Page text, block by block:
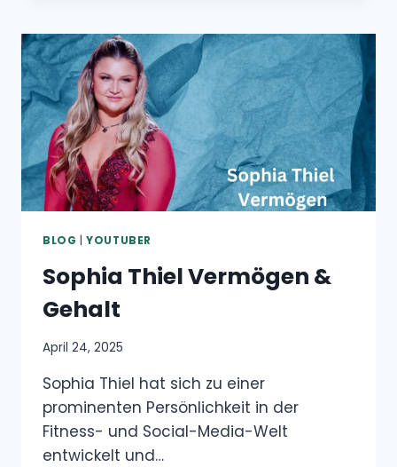
GEHALT
BLOG |YOUTUBER
Sophia Thiel Vermögen &
Gehalt
April 24, 2025
Sophia Thiel hat sich zu einer
prominenten Persönlichkeit in der
Fitness- und Social-Media-Welt
entwickelt und…